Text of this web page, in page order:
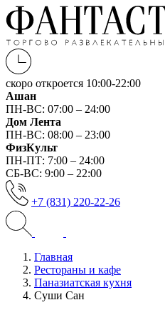
скоро откроется 10:00-22:00
Ашан
ПН-ВС: 07:00 – 24:00
Дом Лента
ПН-ВС: 08:00 – 23:00
ФизКульт
ПН-ПТ: 7:00 – 24:00
СБ-ВС: 9:00 – 22:00
+7 (831) 220-22-26
Главная
Рестораны и кафе
Паназиатская кухня
Суши Сан